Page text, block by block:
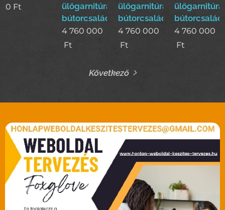
0 Ft
ülőgarnitúra,étkező
bútorcsalád!
4 760 000
Ft
ülőgarnitúra,étkező
bútorcsalád!
4 760 000
Ft
bútorcsalád!
4 760 000
Ft
Következő